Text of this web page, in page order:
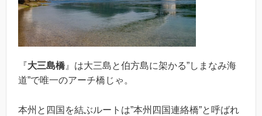
『大三島橋』は大三島と伯方島に架かる”しまなみ海
道”で唯一のアーチ橋じゃ。
本州と四国を結ぶルートは”本州四国連絡橋”と呼ばれ